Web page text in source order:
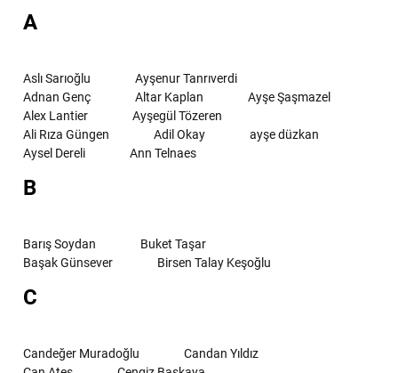
A
Aslı Sarıoğlu
Ayşenur Tanrıverdi
Adnan Genç
Altar Kaplan
Ayşe Şaşmazel
Alex Lantier
Ayşegül Tözeren
Ali Rıza Güngen
Adil Okay
ayşe düzkan
Aysel Dereli
Ann Telnaes
B
Barış Soydan
Buket Taşar
Başak Günsever
Birsen Talay Keşoğlu
C
Candeğer Muradoğlu
Candan Yıldız